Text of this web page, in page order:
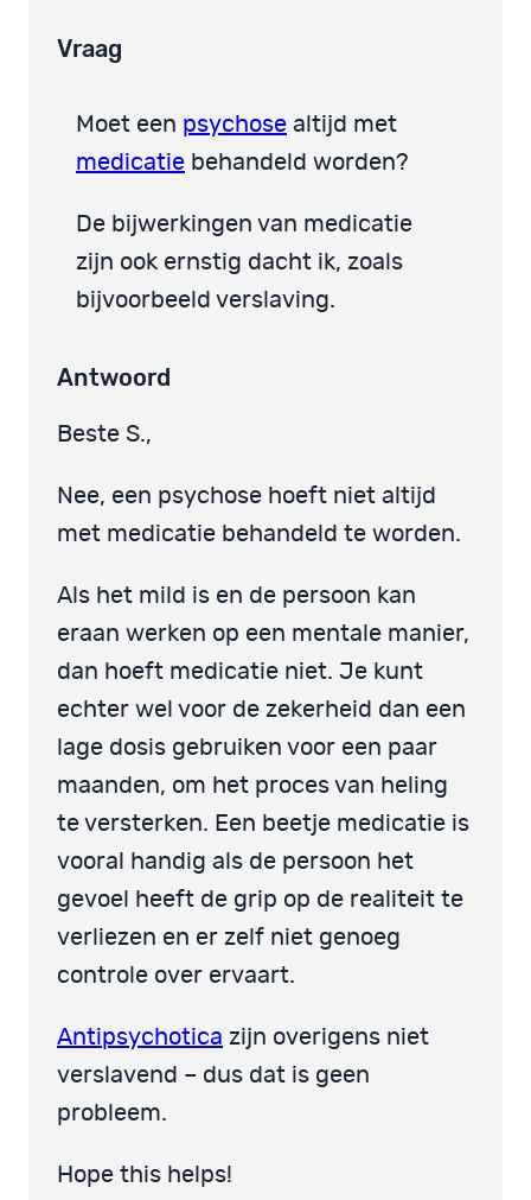
Vraag
Moet een psychose altijd met
medicatie behandeld worden?
De bijwerkingen van medicatie
zijn ook ernstig dacht ik, zoals
bijvoorbeeld verslaving.
Antwoord
Beste S.,
Nee, een psychose hoeft niet altijd
met medicatie behandeld te worden.
Als het mild is en de persoon kan
eraan werken op een mentale manier,
dan hoeft medicatie niet. Je kunt
echter wel voor de zekerheid dan een
lage dosis gebruiken voor een paar
maanden, om het proces van heling
te versterken. Een beetje medicatie is
vooral handig als de persoon het
gevoel heeft de grip op de realiteit te
verliezen en er zelf niet genoeg
controle over ervaart.
Antipsychotica zijn overigens niet
verslavend – dus dat is geen
probleem.
Hope this helps!